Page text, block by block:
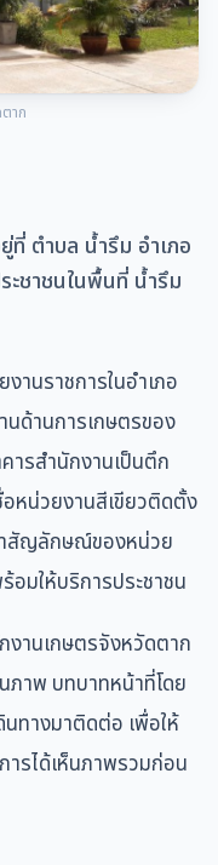
าก
ตำบล น้ำรึม อำเภอ
ะชาชนในพื้นที่ น้ำรึม
งานราชการในอำเภอ
นด้านการเกษตรของ
ารสำนักงานเป็นตึก
หน่วยงานสีเขียวติดตั้ง
าสัญลักษณ์ของหน่วย
มให้บริการประชาชน
งานเกษตรจังหวัดตาก
ภาพ บทบาทหน้าที่โดย
ทางมาติดต่อ เพื่อให้
ารได้เห็นภาพรวมก่อน